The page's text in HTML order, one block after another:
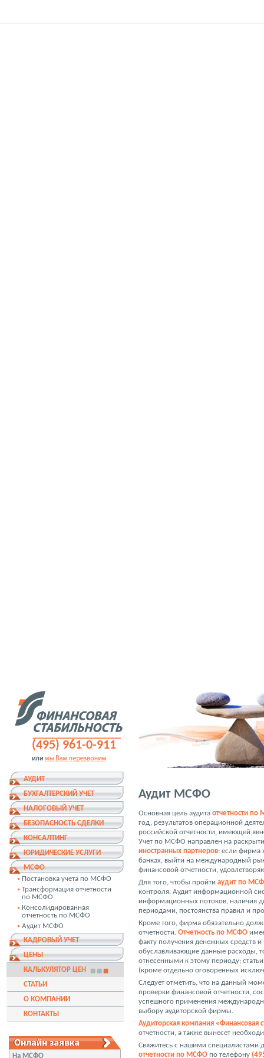
(495) 961-0-911
АУДИТ
БУХГАЛТЕРСКИЙ УЧЕТ
НАЛОГОВЫЙ УЧЕТ
БЕЗОПАСНОСТЬ СДЕЛКИ
КОНСАЛТИНГ
ЮРИДИЧЕСКИЕ УСЛУГИ
МСФО
Постановка учета по МСФО
Трансформация отчетности
по МСФО
Консолидированная
отчетность по МСФО
Аудит МСФО
КАДРОВЫЙ УЧЕТ
ЦЕНЫ
КАЛЬКУЛЯТОР ЦЕН
СТАТЬИ
О КОМПАНИИ
КОНТАКТЫ
На МСФО
Аудит МСФО
Основная цель аудита отчетности
год, результатов операционной
российской отчетности, имеющей
Учет по МСФО направлен на
иностранных партнеров: если фирма
банках, выйти на международный
финансовой отчетности,
Для того, чтобы пройти аудит по
контроля. Аудит информационной
информационных потоков, наличия
периодами, постоянства правил и
Кроме того, фирма обязательно
отчетности. Отчетность по МСФО
факту получения денежных средств
обуславливающие данные расходы,
отнесенными к этому периоду;
(кроме отдельно оговоренных
Следует отметить, что на данный
проверки финансовой отчетности,
успешного применения
выбору аудиторской фирмы.
Аудиторская компания «Финансовая
отчетности, а также вынесет
Свяжитесь с нашими специалистами
отчетности по МСФО по телефону